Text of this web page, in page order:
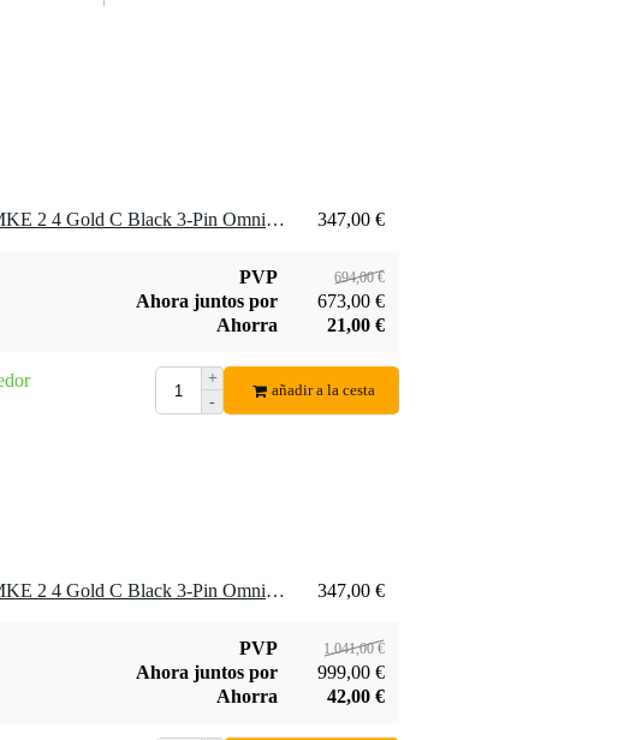
2 x Sennheiser MKE 2 4 Gold C Black 3-Pin Omnidirectional Lavalier Microphone 347,00 €
PVP 694,00 €
Ahora juntos por
673,00 €
Ahorra
21,00 €
+
-
añadir a la cesta
3 x Sennheiser MKE 2 4 Gold C Black 3-Pin Omnidirectional Lavalier Microphone 347,00 €
PVP 1.041,00 €
Ahora juntos por
999,00 €
Ahorra
42,00 €